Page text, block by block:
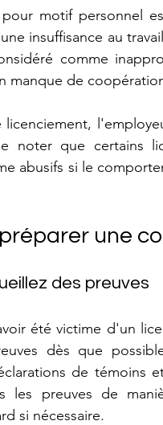
motif personnel
insuffisance au
comme
manque de
licenciement,
noter que certains
abusifs si le
une
des preuves
été victime d'un
dès que
de témoins
les preuves de
si nécessaire.